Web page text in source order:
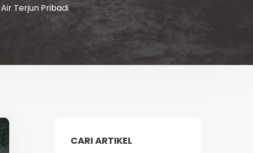
Terjun Pribadi
CARI ARTIKEL